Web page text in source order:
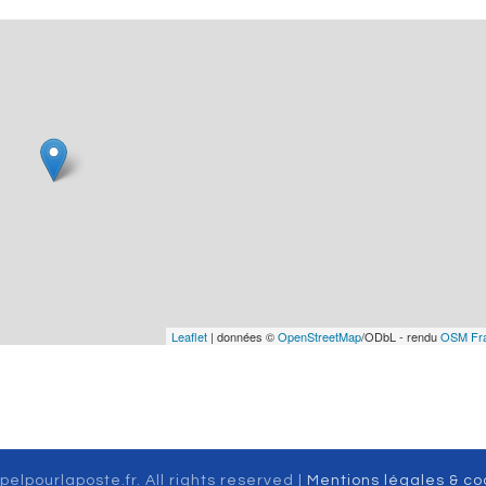
Leaflet | données ©OpenStreetMap/ODbL - renduOSM
All rights reserved | Mentions légales &